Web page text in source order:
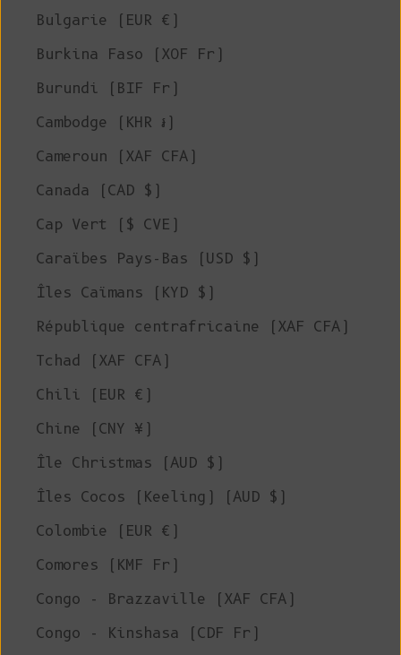
Bulgarie (EUR €)
Burkina Faso (XOF Fr)
Burundi (BIF Fr)
Cambodge (KHR ៛)
Cameroun (XAF CFA)
Canada (CAD $)
Cap Vert ($ CVE)
Caraïbes Pays-Bas (USD $)
Îles Caïmans (KYD $)
République centrafricaine (XAF CFA)
Tchad (XAF CFA)
Chili (EUR €)
Chine (CNY ¥)
Île Christmas (AUD $)
Îles Cocos (Keeling) (AUD $)
Colombie (EUR €)
Comores (KMF Fr)
Congo - Brazzaville (XAF CFA)
Congo - Kinshasa (CDF Fr)